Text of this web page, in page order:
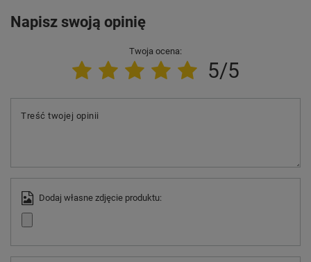
Napisz swoją opinię
Twoja ocena:
5/5
Treść twojej opinii
Dodaj własne zdjęcie produktu: